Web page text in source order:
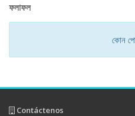
ফলাফল
কোন
Contáctenos